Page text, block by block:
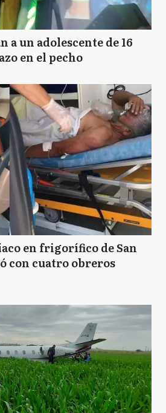
a un adolescente de 16
en el pecho
en frigorífico de San
con cuatro obreros